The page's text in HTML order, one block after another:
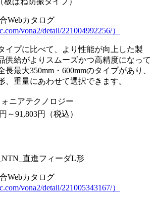
Webカタログ
vona2/detail/221004992256/）
イプに比べて、より性能が向上した製
供給がよりスムーズかつ高精度になって
最大350mm・600mmのタイプがあり、
、重量にあわせて選択できます。
ニアテクノロジー
～91,803円（税込）
Webカタログ
vona2/detail/221005343167/）